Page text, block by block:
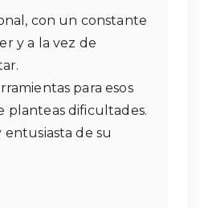
con un constante
y a la vez de
para esos
planteas dificultades.
entusiasta de su